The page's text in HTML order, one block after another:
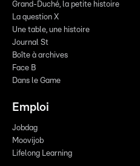
Grand-Duché, la petite histoire
La question X
Une table, une histoire
Journal St
Boîte à archives
Face B
Dans le Game
Emploi
Jobdag
Moovijob
Lifelong Learning